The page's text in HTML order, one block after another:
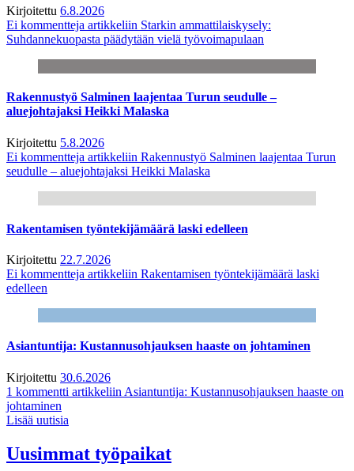
Kirjoitettu 6.8.2026
Ei kommentteja artikkeliin Starkin ammattilaiskysely:
Suhdannekuopasta päädytään vielä työvoimapulaan
Rakennustyö Salminen laajentaa Turun seudulle –
aluejohtajaksi Heikki Malaska
Kirjoitettu 5.8.2026
Ei kommentteja artikkeliin Rakennustyö Salminen laajentaa Turun
seudulle – aluejohtajaksi Heikki Malaska
Rakentamisen työntekijämäärä laski edelleen
Kirjoitettu 22.7.2026
Ei kommentteja artikkeliin Rakentamisen työntekijämäärä laski
edelleen
Asiantuntija: Kustannusohjauksen haaste on johtaminen
Kirjoitettu 30.6.2026
1 kommentti artikkeliin Asiantuntija: Kustannusohjauksen haaste on
johtaminen
Lisää uutisia
Uusimmat työpaikat